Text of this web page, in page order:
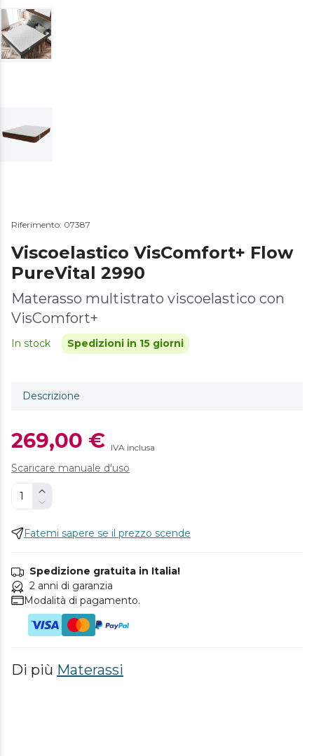
Riferimento: 07387
Viscoelastico VisComfort+ Flow
PureVital 2990
Materasso multistrato viscoelastico con
VisComfort+
In stock Spedizioni in 15 giorni
Descrizione
269,00 € IVA inclusa
Scaricare manuale d'uso
Fatemi sapere se il prezzo scende
Spedizione gratuita in Italia!
2 anni di garanzia
Modalità di pagamento.
Di più Materassi